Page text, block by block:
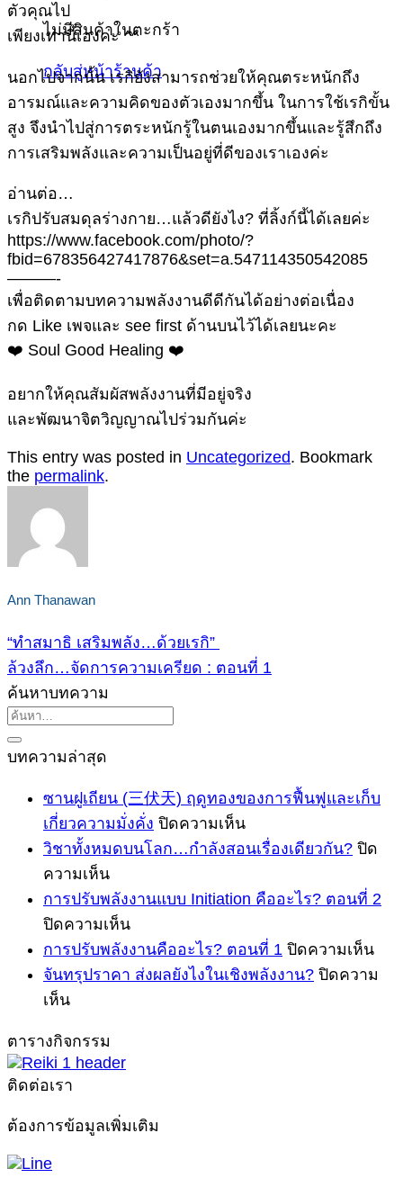
ไม่มีสินค้าในตะกร้า
กลับสู่หน้าร้านค้า
ตัวคุณไป
เพียงเท่านี้เองค่ะ ^^
นอกไปจากนั้น เรกิยังสามารถช่วยให้คุณตระหนักถึง
อารมณ์และความคิดของตัวเองมากขึ้น ในการใช้เรกิขั้น
สูง จึงนำไปสู่การตระหนักรู้ในตนเองมากขึ้นและรู้สึกถึง
การเสริมพลังและความเป็นอยู่ที่ดีของเราเองค่ะ
อ่านต่อ…
เรกิปรับสมดุลร่างกาย…แล้วดียังไง? ที่ลิ้งก์นี้ได้เลยค่ะ
https://www.facebook.com/photo/?
fbid=678356427417876&set=a.547114350542085
———-
เพื่อติดตามบทความพลังงานดีดีกันได้อย่างต่อเนื่อง
กด Like เพจและ see first ด้านบนไว้ได้เลยนะคะ
❤️ Soul Good Healing ❤️
อยากให้คุณสัมผัสพลังงานที่มีอยู่จริง
และพัฒนาจิตวิญญาณไปร่วมกันค่ะ
This entry was posted in Uncategorized. Bookmark
the permalink.
Ann Thanawan
“ทำสมาธิ เสริมพลัง…ด้วยเรกิ”
ล้วงลึก…จัดการความเครียด : ตอนที่ 1
ค้นหาบทความ
บทความล่าสุด
ซานฝูเถียน (三伏天) ฤดูทองของการฟื้นฟูและเก็บ
เกี่ยวความมั่งคั่ง ปิดความเห็นบน
ซาน
(三
天)
ฤดู
ทอง
วิชาทั้งหมดบนโลก…กำลังสอนเรื่องเดียวกัน? ปิด
ความเห็นบน
วิชา
ทั้งหมด
บน
โลก…
เดียวกัน?
การปรับพลังงานแบบ Initiation คืออะไร? ตอนที่ 2
ปิดความเห็นบน
การ
ปรับ
ตอน
การปรับพลังงานคืออะไร? ตอนที่ 1 ปิดความเห็นบน
การ
จันทรุปราคา ส่งผลยังไงในเชิงพลังงาน? ปิดความ
เห็นบน
ส่ง
ผล
ไง
ตารางกิจกรรม
ติดต่อเรา
ต้องการข้อมูลเพิ่มเติม